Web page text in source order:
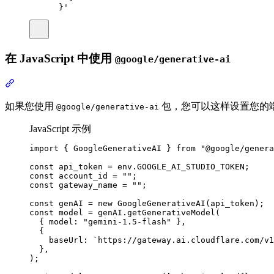
}'
在 JavaScript 中使用 @google/generative-ai
如果您使用 @google/generative-ai 包，您可以这样设置您的
JavaScript 示例
import { GoogleGenerativeAI } from
"@google/
const
api_token = env . GOOGLE_AI_STUDIO_TOKEN ;
const
account_id = "" ;
const gateway_name = "" ;
const genAI = new GoogleGenerativeAI ( api_token ) ;
const model = genAI . getGenerativeModel (
{
model : "gemini-1.5-flash"
},
{
baseUrl :
`https://gateway.ai.cloudflare.com/
},
) ;